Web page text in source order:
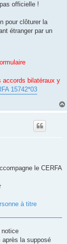
officielle !
pour clôturer la
étranger par un
accords bilatéraux y
15742*03
le CERFA
à titre
notice
après la supposé